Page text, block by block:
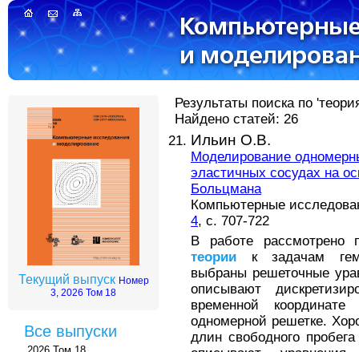
Текущий выпуск Номер
3, 2026 Том 18
Все выпуски
Результаты поиска по
Найдено статей: 26
Ильин О.В.
Моделирование
эластичных сосудах на
Больцмана
Компьютерные
4, с. 707-722
В работе рассмотрено
теории к задачам
выбраны решеточные
описывают
временной
одномерной решетке.
длин свободного